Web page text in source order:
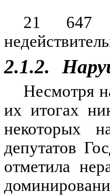
21 647
2.1.2.
Несмотря
их итогах
некоторых
депутатов
отметила